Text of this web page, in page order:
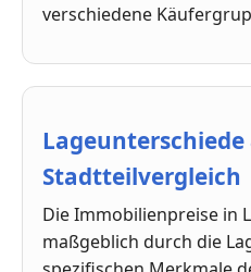
verschiedene
Lageunterschiede
Stadtteilvergleich
Die Immobilienpreise in
maßgeblich durch die